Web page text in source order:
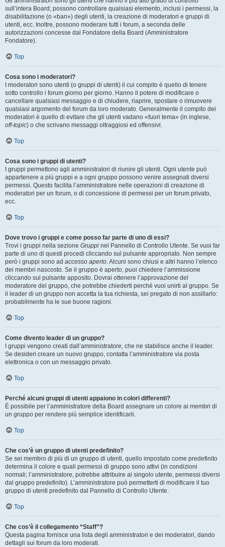
sull’intera Board; possono controllare qualsiasi elemento, inclusi i permessi, la
disabilitazione (o «ban») degli utenti, la creazione di moderatori e gruppi di
utenti, ecc. Inoltre, possono moderare tutti i forum, a seconda delle
autorizzazioni concesse dal Fondatore della Board (Amministratore
Fondatore).
Top
Cosa sono i moderatori?
I moderatori sono utenti (o gruppi di utenti) il cui compito è quello di tenere
sotto controllo i forum giorno per giorno. Hanno il potere di modificare o
cancellare qualsiasi messaggio e di chiudere, riaprire, spostare o rimuovere
qualsiasi argomento del forum da loro moderato. Generalmente il compito dei
moderatori è quello di evitare che gli utenti vadano «fuori tema» (in inglese,
off-topic) o che scrivano messaggi oltraggiosi ed offensivi.
Top
Cosa sono i gruppi di utenti?
I gruppi permettono agli amministratori di riunire gli utenti. Ogni utente può
appartenere a più gruppi e a ogni gruppo possono venire assegnati diversi
permessi. Questo facilita l’amministratore nelle operazioni di creazione di
moderatori per un forum, o di concessione di permessi per un forum privato,
ecc.
Top
Dove trovo i gruppi e come posso far parte di uno di essi?
Trovi i gruppi nella sezione Gruppi nel Pannello di Controllo Utente. Se vuoi far
parte di uno di questi procedi cliccando sul pulsante appropriato. Non sempre
però i gruppi sono ad accesso aperto. Alcuni sono chiusi e altri hanno l’elenco
dei membri nascosto. Se il gruppo è aperto, puoi chiedere l’ammissione
cliccando sul pulsante apposito. Dovrai ottenere l’approvazione del
moderatore del gruppo, che potrebbe chiederti perché vuoi unirti al gruppo. Se
il leader di un gruppo non accetta la tua richiesta, sei pregato di non assillarlo:
probabilmente ha le sue buone ragioni.
Top
Come divento leader di un gruppo?
I gruppi vengono creati dall’amministratore, che ne stabilisce anche il leader.
Se desideri creare un nuovo gruppo, contatta l’amministratore via posta
elettronica o con un messaggio privato.
Top
Perché alcuni gruppi di utenti appaiono in colori differenti?
È possibile per l’amministratore della Board assegnare un colore ai membri di
un gruppo per rendere più semplice identificarli.
Top
Che cos’è un gruppo di utenti predefinito?
Se sei membro di più di un gruppo di utenti, quello impostato come predefinito
determina il colore e quali permessi di gruppo sono attivi (in condizioni
normali; l’amministratore, potrebbe attribuire al singolo utente, permessi diversi
dal gruppo predefinito). L’amministratore può permetterti di modificare il tuo
gruppo di utenti predefinito dal Pannello di Controllo Utente.
Top
Che cos’è il collegamento “Staff”?
Questa pagina fornisce una lista degli amministratori e dei moderatori, dando
dettagli sui forum da loro moderati.